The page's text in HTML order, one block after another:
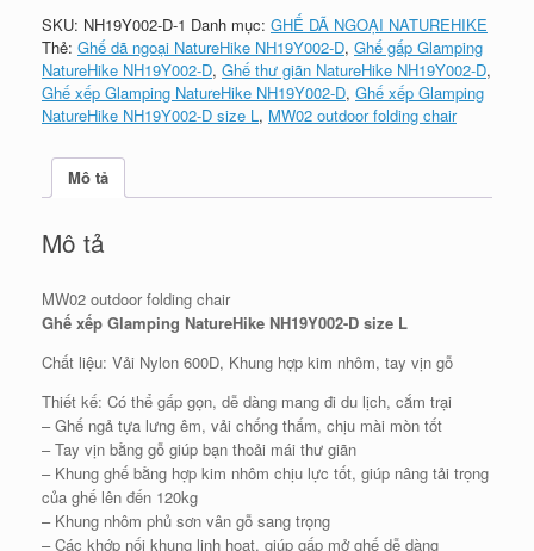
NatureHike
NH19Y002-
D
(Mẫu
cao
size
lượng
SKU: NH19Y002-D-1 Danh mục: GHẾ DÃ NGOẠI NATUREHIKE
Thẻ: Ghế dã ngoại NatureHike NH19Y002-D, Ghế gấp Glamping
NatureHike NH19Y002-D, Ghế thư giãn NatureHike NH19Y002-D,
Ghế xếp Glamping NatureHike NH19Y002-D, Ghế xếp Glamping
NatureHike NH19Y002-D size L, MW02 outdoor folding chair
Mô tả
Mô tả
MW02 outdoor folding chair
Ghế xếp Glamping NatureHike NH19Y002-D size L
Chất liệu: Vải Nylon 600D, Khung hợp kim nhôm, tay vịn gỗ
Thiết kế: Có thể gấp gọn, dễ dàng mang đi du lịch, cắm trại
– Ghế ngả tựa lưng êm, vải chống thấm, chịu mài mòn tốt
– Tay vịn bằng gỗ giúp bạn thoải mái thư giãn
– Khung ghế bằng hợp kim nhôm chịu lực tốt, giúp nâng tải trọng
của ghế lên đến 120kg
– Khung nhôm phủ sơn vân gỗ sang trọng
– Các khớp nối khung linh hoạt, giúp gấp mở ghế dễ dàng